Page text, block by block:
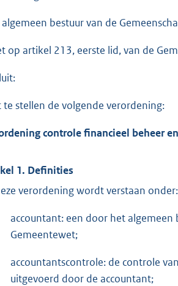
bestuur van de
op artikel 213, eerste lid, van de
te stellen de volgende verordening:
controle financieel beheer
1. Definities
verordening wordt verstaan onder:
accountant: een door het
Gemeentewet;
accountantscontrole: de controle
uitgevoerd door de accountant;